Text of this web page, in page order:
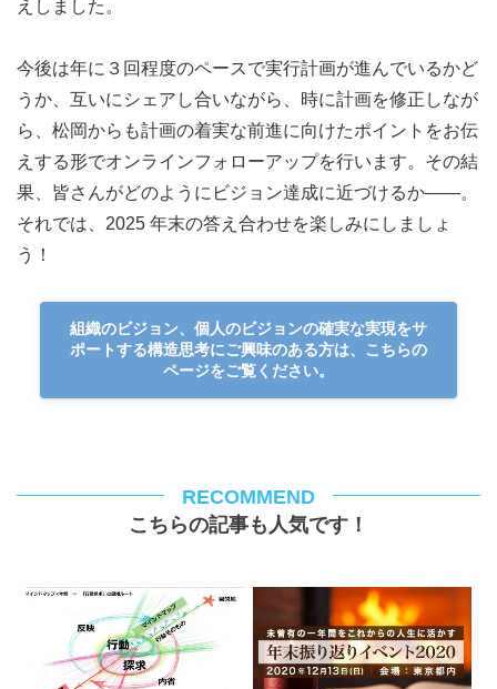
えしました。
今後は年に３回程度のペースで実行計画が進んでいるかど
うか、互いにシェアし合いながら、時に計画を修正しなが
ら、松岡からも計画の着実な前進に向けたポイントをお伝
えする形でオンラインフォローアップを行います。その結
果、皆さんがどのようにビジョン達成に近づけるか――。
それでは、2025 年末の答え合わせを楽しみにしましょ
う！
組織のビジョン、個人のビジョンの確実な実現をサ
ポートする構造思考にご興味のある方は、こちらの
ページをご覧ください。
RECOMMEND
こちらの記事も人気です！